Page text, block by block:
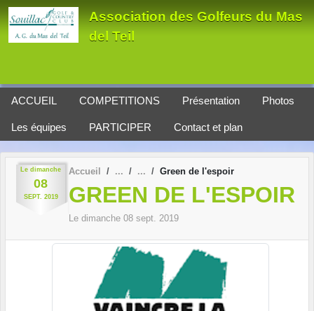
Association des Golfeurs du Mas
del Teil
ACCUEIL COMPETITIONS Présentation Photos
Les équipes PARTICIPER Contact et plan
Le dimanche
08
SEPT. 2019
Accueil Green de l'espoir
GREEN DE L'ESPOIR
Le dimanche 08 sept. 2019
Panneau de gestion des cookies